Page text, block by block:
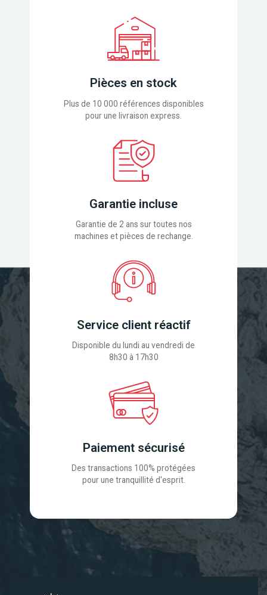
Pièces en stock
Plus de 10 000 références disponibles
pour une livraison express.
Garantie incluse
Garantie de 2 ans sur toutes nos
machines et pièces de rechange.
Service client réactif
Disponible du lundi au vendredi de
8h30 à 17h30
Paiement sécurisé
Des transactions 100% protégées
pour une tranquillité d'esprit.